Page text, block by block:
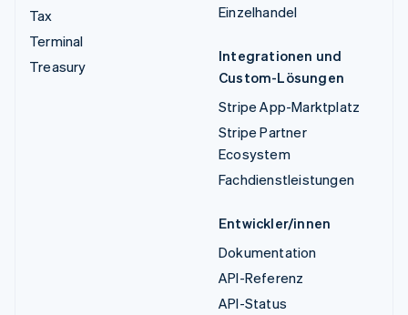
Tax
Terminal
Treasury
Einzelhandel
Integrationen und
Custom-Lösungen
Stripe App-Marktplatz
Stripe Partner
Ecosystem
Fachdienstleistungen
Entwickler/innen
Dokumentation
API-Referenz
API-Status